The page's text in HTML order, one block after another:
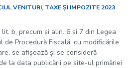
VENITURI, TAXE ȘI IMPOZITE 2023
b, precum și alin. 6 și 7 din Legea
de Procedură Fiscală, cu modificările
se afișează și se consideră
la data publicării pe site-ul primăriei